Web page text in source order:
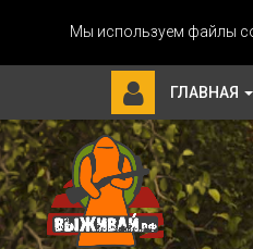
Мы используем файлы
ГЛАВНАЯ